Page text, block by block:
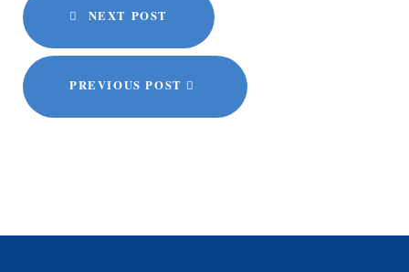
NEXT POST
PREVIOUS POST